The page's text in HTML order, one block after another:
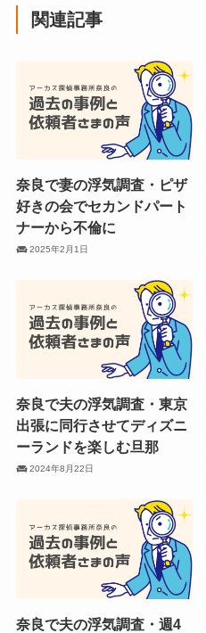
関連記事
奈良で妻の浮気調査・ピザ
好きの会でセカンドパート
ナーから不倫に
2025年2月1日
奈良で夫の浮気調査・東京
出張に同行させてディズニ
ーランドを楽しむ旦那
2024年8月22日
奈良で夫の浮気調査・週4